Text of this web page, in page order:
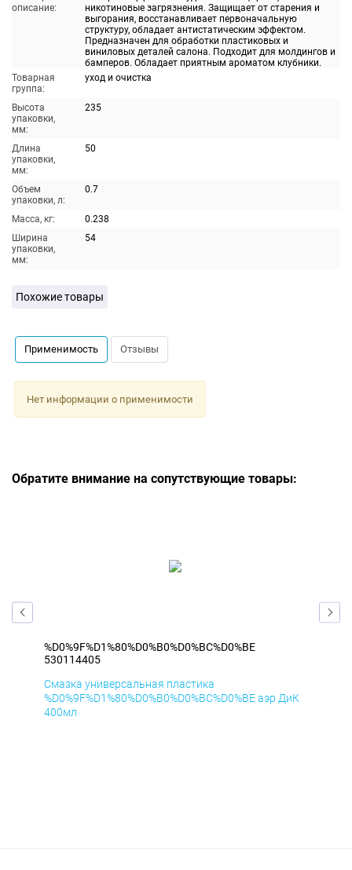
описание:
никотиновые загрязнения. Защищает от старения и
выгорания, восстанавливает первоначальную
структуру, обладает антистатическим эффектом.
Предназначен для обработки пластиковых и
виниловых деталей салона. Подходит для молдингов и
бамперов. Обладает приятным ароматом клубники.
Товарная
группа:
уход и очистка
Высота
упаковки,
мм:
235
Длина
упаковки,
мм:
50
Объем
упаковки, л:
0.7
Масса, кг:
0.238
Ширина
упаковки,
мм:
54
Похожие товары
Применимость Отзывы
Нет информации о применимости
Обратите внимание на сопутствующие товары:
%D0%9F%D1%80%D0%B0%D0%BC%D0%BE
530114405
Смазка универсальная пластика
%D0%9F%D1%80%D0%B0%D0%BC%D0%BE аэр ДиК
400мл